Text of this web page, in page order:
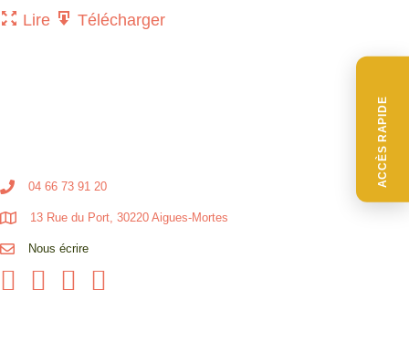
ACCÈS RAPIDE
Lire Télécharger
04 66 73 91 20
13 Rue du Port, 30220 Aigues-Mortes
Nous écrire